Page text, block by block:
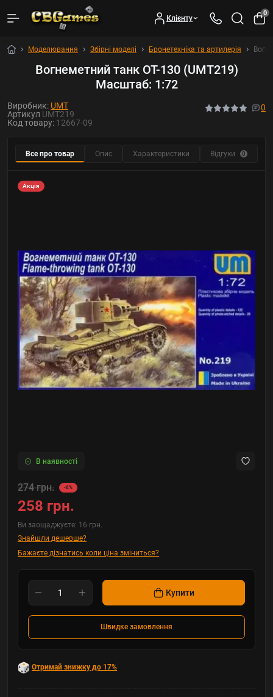
Клієнту
0
Моделювання Збірні моделі Бронетехніка та артилерія
Вогнеметний танк ОТ-130 (UMT219)
Масштаб: 1:72
Виробник: UMT
Артикул UMT219
Код товару: 12667-09
0
Все про товар Опис Характеристики Відгуки 0
Акція
В наявності
274 грн. -6%
258 грн.
Ви заощаджуєте: 16 грн.
Знайшли дешевше?
Бажаєте дізнатись коли ціна зміниться?
Купити
Швидке замовлення
Отримай знижку до 17%